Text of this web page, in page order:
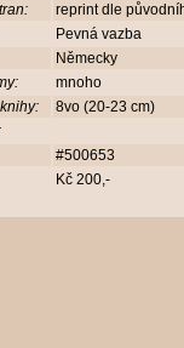
reprint dle
Pevná vazba
Německy
mnoho
8vo (20-23 cm)
#500653
Kč 200,-